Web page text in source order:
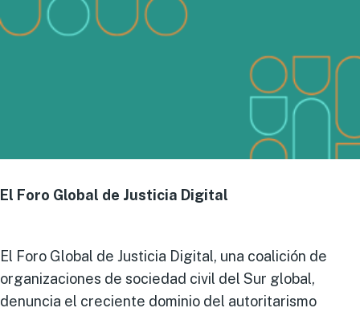
El Foro Global de Justicia Digital
El Foro Global de Justicia Digital, una coalición de
organizaciones de sociedad civil del Sur global,
denuncia el creciente dominio del autoritarismo